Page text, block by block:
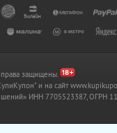
защищены.
и на сайт
ИНН 7705523387, ОГРН